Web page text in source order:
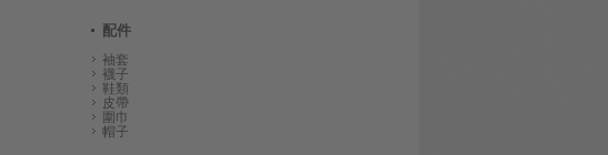
配件
袖套
襪子
鞋類
皮帶
圍巾
帽子